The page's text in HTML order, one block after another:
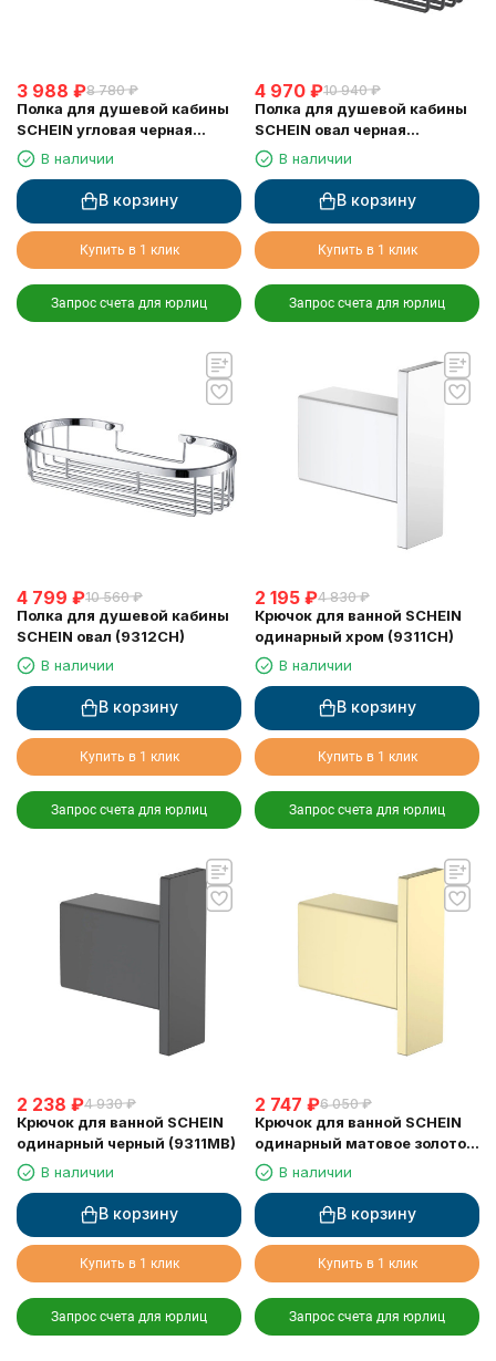
3 988 ₽8 780 ₽
Полка для душевой кабины
SCHEIN угловая черная
(9326MB)
В наличии
В корзину
Купить в 1 клик
Запрос счета для юрлиц
4 970 ₽10 940 ₽
Полка для душевой кабины
SCHEIN овал черная
(9312MB)
В наличии
В корзину
Купить в 1 клик
Запрос счета для юрлиц
4 799 ₽10 560 ₽
Полка для душевой кабины
SCHEIN овал (9312CH)
В наличии
В корзину
Купить в 1 клик
Запрос счета для юрлиц
2 195 ₽4 830 ₽
Крючок для ванной SCHEIN
одинарный хром (9311CH)
В наличии
В корзину
Купить в 1 клик
Запрос счета для юрлиц
2 238 ₽4 930 ₽
Крючок для ванной SCHEIN
одинарный черный (9311MB)
В наличии
В корзину
Купить в 1 клик
Запрос счета для юрлиц
2 747 ₽6 050 ₽
Крючок для ванной SCHEIN
одинарный матовое золото
(9311BG)
В наличии
В корзину
Купить в 1 клик
Запрос счета для юрлиц